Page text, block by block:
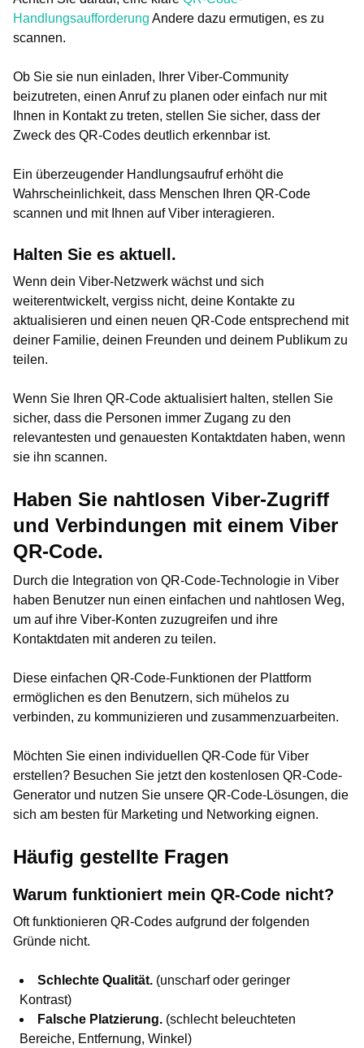
Handlungsaufforderung Andere dazu ermutigen, es zu
scannen.
Ob Sie sie nun einladen, Ihrer Viber-Community
beizutreten, einen Anruf zu planen oder einfach nur mit
Ihnen in Kontakt zu treten, stellen Sie sicher, dass der
Zweck des QR-Codes deutlich erkennbar ist.
Ein überzeugender Handlungsaufruf erhöht die
Wahrscheinlichkeit, dass Menschen Ihren QR-Code
scannen und mit Ihnen auf Viber interagieren.
Halten Sie es aktuell.
Wenn dein Viber-Netzwerk wächst und sich
weiterentwickelt, vergiss nicht, deine Kontakte zu
aktualisieren und einen neuen QR-Code entsprechend mit
deiner Familie, deinen Freunden und deinem Publikum zu
teilen.
Wenn Sie Ihren QR-Code aktualisiert halten, stellen Sie
sicher, dass die Personen immer Zugang zu den
relevantesten und genauesten Kontaktdaten haben, wenn
sie ihn scannen.
Haben Sie nahtlosen Viber-Zugriff
und Verbindungen mit einem Viber
QR-Code.
Durch die Integration von QR-Code-Technologie in Viber
haben Benutzer nun einen einfachen und nahtlosen Weg,
um auf ihre Viber-Konten zuzugreifen und ihre
Kontaktdaten mit anderen zu teilen.
Diese einfachen QR-Code-Funktionen der Plattform
ermöglichen es den Benutzern, sich mühelos zu
verbinden, zu kommunizieren und zusammenzuarbeiten.
Möchten Sie einen individuellen QR-Code für Viber
erstellen? Besuchen Sie jetzt den kostenlosen QR-Code-
Generator und nutzen Sie unsere QR-Code-Lösungen, die
sich am besten für Marketing und Networking eignen.
Häufig gestellte Fragen
Warum funktioniert mein QR-Code nicht?
Oft funktionieren QR-Codes aufgrund der folgenden
Gründe nicht.
Schlechte Qualität. (unscharf oder geringer
Kontrast)
Falsche Platzierung. (schlecht beleuchteten
Bereiche, Entfernung, Winkel)